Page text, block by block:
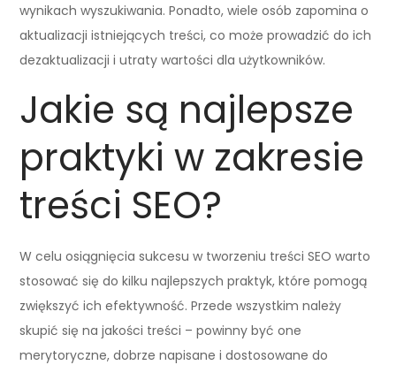
wynikach wyszukiwania. Ponadto, wiele osób zapomina o
aktualizacji istniejących treści, co może prowadzić do ich
dezaktualizacji i utraty wartości dla użytkowników.
Jakie są najlepsze
praktyki w zakresie
treści SEO?
W celu osiągnięcia sukcesu w tworzeniu treści SEO warto
stosować się do kilku najlepszych praktyk, które pomogą
zwiększyć ich efektywność. Przede wszystkim należy
skupić się na jakości treści – powinny być one
merytoryczne, dobrze napisane i dostosowane do